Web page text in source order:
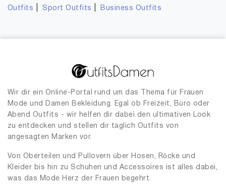
Outfits
Sport Outfits Business Outfits
Wir dir ein Online-Portal rund um das Thema für Frauen
Mode und Damen Bekleidung. Egal ob Freizeit, Büro oder
Abend Outfits - wir helfen dir dabei den ultimativen Look
zu entdecken und stellen dir täglich Outfits von
angesagten Marken vor.
Von Oberteilen und Pullovern über Hosen, Röcke und
Kleider bis hin zu Schuhen und Accessoires ist alles dabei,
was das Mode Herz der Frauen begehrt.